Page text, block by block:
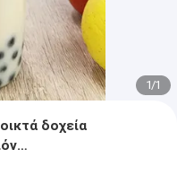
1/1
δοχεία